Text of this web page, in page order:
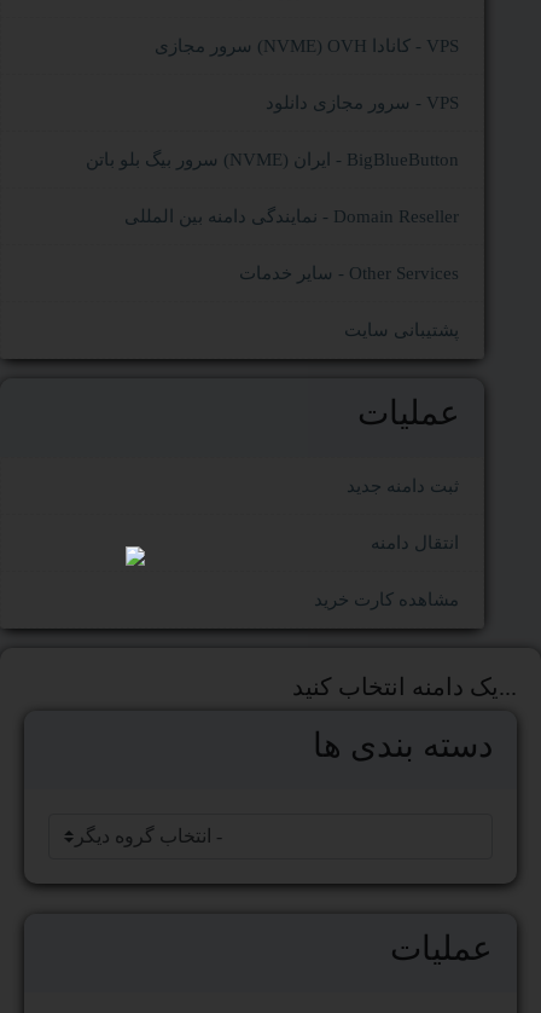
سرور مجازی (NVME) OVH کانادا - VPS
سرور مجازی دانلود - VPS
سرور بیگ بلو باتن (NVME) ایران - BigBlueButton
نمایندگی دامنه بین المللی - Domain Reseller
سایر خدمات - Other Services
پشتیبانی سایت
عملیات
ثبت دامنه جدید
انتقال دامنه
مشاهده کارت خرید
یک دامنه انتخاب کنید...
دسته بندی ها
عملیات